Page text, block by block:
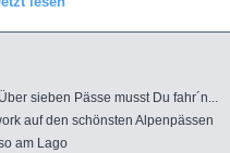
sieben Pässe musst Du fahr´n...
auf den schönsten Alpenpässen
am Lago